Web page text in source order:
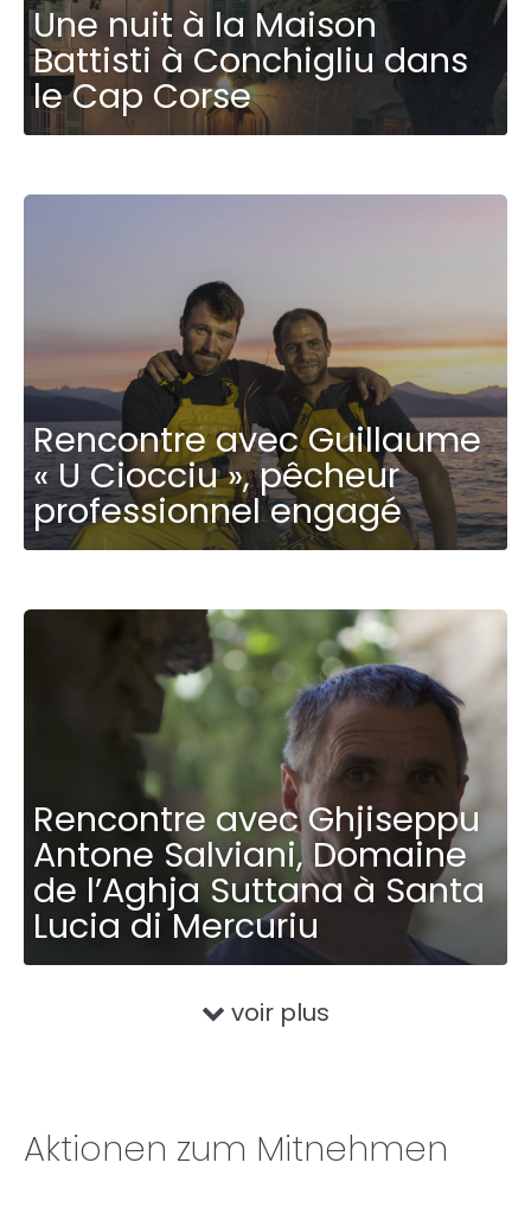
Une nuit à la Maison
Battisti à Conchigliu dans
le Cap Corse
Rencontre avec Guillaume
« U Ciocciu », pêcheur
professionnel engagé
Rencontre avec Ghjiseppu
Antone Salviani, Domaine
de l’Aghja Suttana à Santa
Lucia di Mercuriu
voir plus
Aktionen zum Mitnehmen